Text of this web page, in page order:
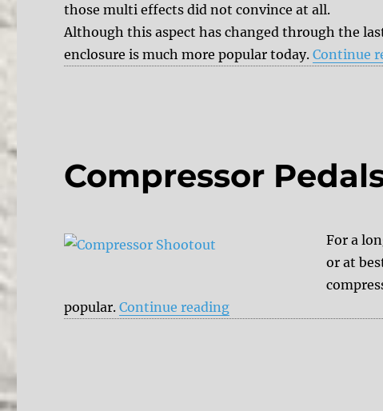
those multi effects did not convince at all.
Although this aspect has changed through the
enclosure is much more popular today.Continue
Compressor
For a
or at
popular.Continue reading“Compressor Pedals”